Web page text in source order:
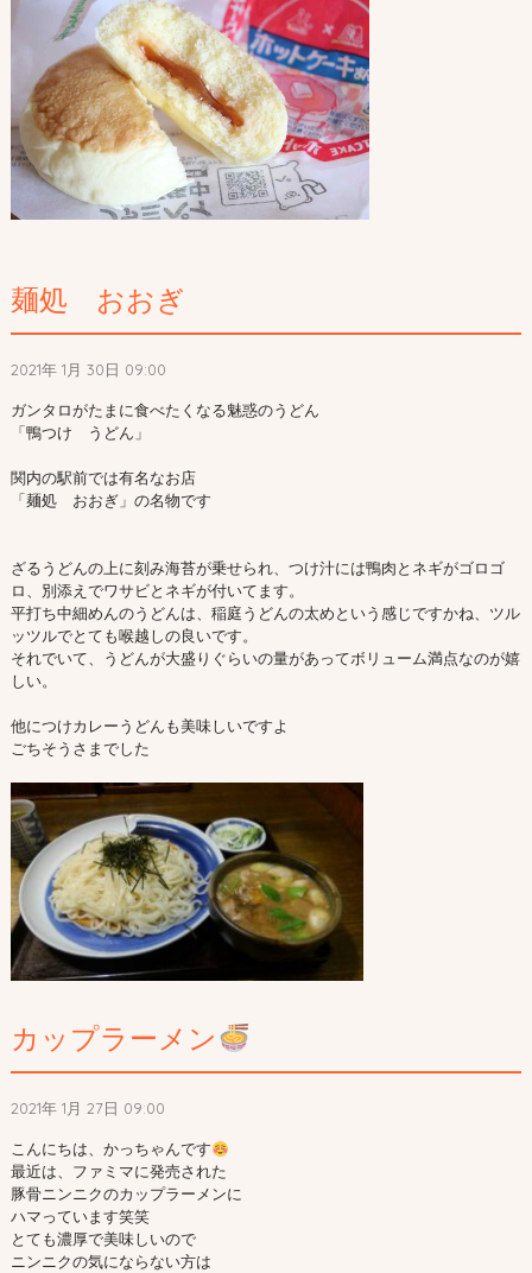
麺処 おおぎ
2021年 1月 30日 09:00
ガンタロがたまに食べたくなる魅惑のうどん
「鴨つけ　うどん」
関内の駅前では有名なお店
「麺処　おおぎ」の名物です
ざるうどんの上に刻み海苔が乗せられ、つけ汁には鴨肉とネギがゴロゴ
ロ、別添えでワサビとネギが付いてます。
平打ち中細めんのうどんは、稲庭うどんの太めという感じですかね、ツル
ッツルでとても喉越しの良いです。
それでいて、うどんが大盛りぐらいの量があってボリューム満点なのが嬉
しい。
他につけカレーうどんも美味しいですよ
ごちそうさまでした
カップラーメン
2021年 1月 27日 09:00
こんにちは、かっちゃんです
最近は、ファミマに発売された
豚骨ニンニクのカップラーメンに
ハマっています笑笑
とても濃厚で美味しいので
ニンニクの気にならない方は